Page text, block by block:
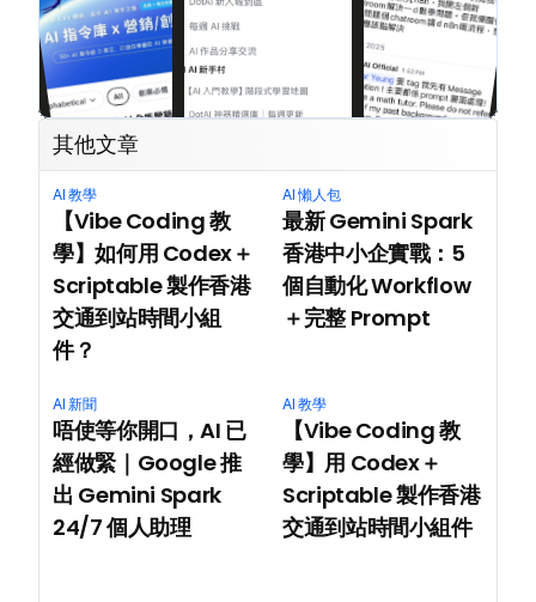
其他文章
AI 教學
【Vibe Coding 教
學】如何用 Codex＋
Scriptable 製作香港
交通到站時間小組
件？
AI 懶人包
最新 Gemini Spark
香港中小企實戰：5
個自動化 Workflow
＋完整 Prompt
AI 新聞
唔使等你開口，AI 已
經做緊｜Google 推
出 Gemini Spark
24/7 個人助理
AI 教學
【Vibe Coding 教
學】用 Codex＋
Scriptable 製作香港
交通到站時間小組件